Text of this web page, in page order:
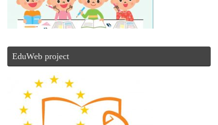
EduWeb project